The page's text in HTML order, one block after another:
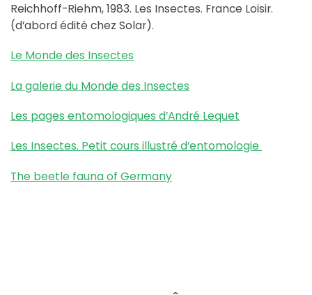
Reichhoff-Riehm, 1983. Les Insectes. France Loisir.
(d’abord édité chez Solar).
Le Monde des Insectes
La galerie du Monde des Insectes
Les pages entomologiques d’André Lequet
Les Insectes. Petit cours illustré d’entomologie
The beetle fauna of Germany